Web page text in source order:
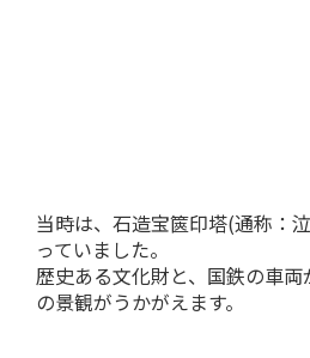
当時は、石造宝篋印塔(通称：
っていました。
歴史ある文化財と、国鉄の車
の景観がうかがえます。